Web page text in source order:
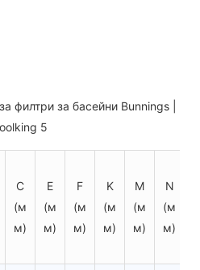
C
(м
м)
E
(м
м)
F
(м
м)
K
(м
м)
М
(м
м)
N
(м
м)